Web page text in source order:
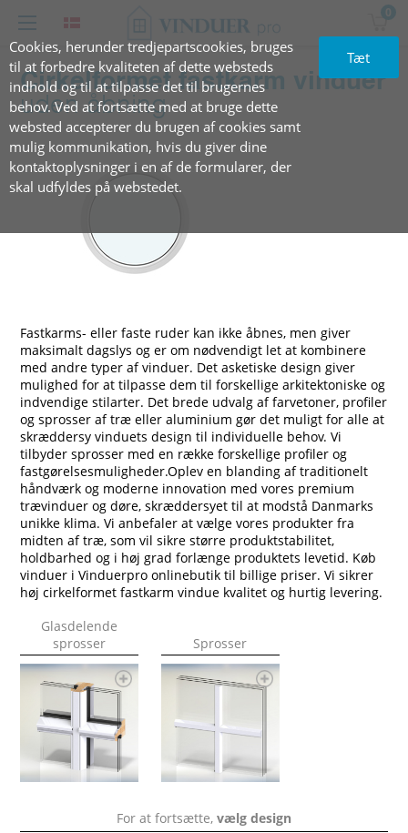
Cookies, herunder tredjepartscookies, bruges
til at forbedre kvaliteten af dette websteds
indhold og til at tilpasse det til brugernes
behov. Ved at fortsætte med at bruge dette
websted accepterer du brugen af cookies samt
mulig kommunikation, hvis du giver dine
kontaktoplysninger i en af de formularer, der
skal udfyldes på webstedet.
Tæt
0
Cirkelformet fastkarm vinduer
uden åbning
Fastkarms- eller faste ruder kan ikke åbnes, men giver
maksimalt dagslys og er om nødvendigt let at kombinere
med andre typer af vinduer. Det asketiske design giver
mulighed for at tilpasse dem til forskellige arkitektoniske og
indvendige stilarter. Det brede udvalg af farvetoner, profiler
og sprosser af træ eller aluminium gør det muligt for alle at
skræddersy vinduets design til individuelle behov. Vi
tilbyder sprosser med en række forskellige profiler og
fastgørelsesmuligheder.Oplev en blanding af traditionelt
håndværk og moderne innovation med vores premium
trævinduer og døre, skræddersyet til at modstå Danmarks
unikke klima. Vi anbefaler at vælge vores produkter fra
midten af træ, som vil sikre større produktstabilitet,
holdbarhed og i høj grad forlænge produktets levetid. Køb
vinduer i Vinduerpro onlinebutik til billige priser. Vi sikrer
høj cirkelformet fastkarm vindue kvalitet og hurtig levering.
Glasdelende
sprosser
Sprosser
For at fortsætte, vælg design